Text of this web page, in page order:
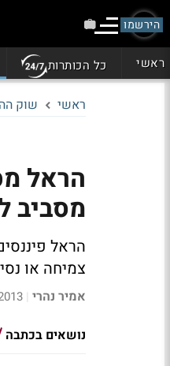
הירשמו
ראשי כל הכותרות
ראשי שוק
הראל
מסביב
הראל
צמיחה או
אמיר נהרי |
09:38
נושאים בכתבה